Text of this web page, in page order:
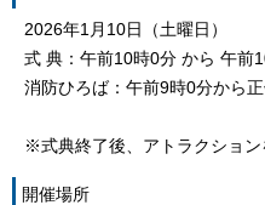
2026年1月10日（土曜日）
式 典：午前10時0分 から 午前
消防ひろば：午前9時0分から
※式典終了後、アトラクション
開催場所